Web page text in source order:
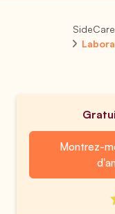
SideCare
Montrez-